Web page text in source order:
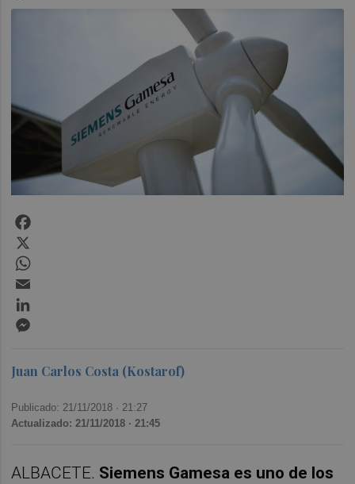
Juan Carlos Costa (Kostarof)
Publicado: 21/11/2018 · 21:27
Actualizado: 21/11/2018 · 21:45
ALBACETE. Siemens Gamesa es uno de los